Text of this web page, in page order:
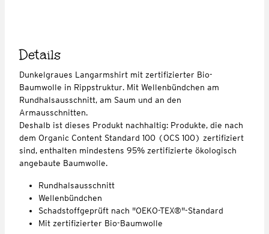
Details
Dunkelgraues Langarmshirt mit zertifizierter Bio-
Baumwolle in Rippstruktur. Mit Wellenbündchen am
Rundhalsausschnitt, am Saum und an den
Armausschnitten.
Deshalb ist dieses Produkt nachhaltig: Produkte, die nach
dem Organic Content Standard 100 (OCS 100) zertifiziert
sind, enthalten mindestens 95% zertifizierte ökologisch
angebaute Baumwolle.
Rundhalsausschnitt
Wellenbündchen
Schadstoffgeprüft nach "OEKO-TEX®"-Standard
Mit zertifizierter Bio-Baumwolle